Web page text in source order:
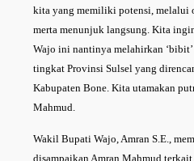
kita yang memiliki potensi, melalui
merta menunjuk langsung. Kita
Wajo ini nantinya melahirkan
tingkat Provinsi Sulsel yang
Kabupaten Bone. Kita utamakan
Mahmud.
Wakil Bupati Wajo, Amran S.E.,
disampaikan Amran Mahmud terkait